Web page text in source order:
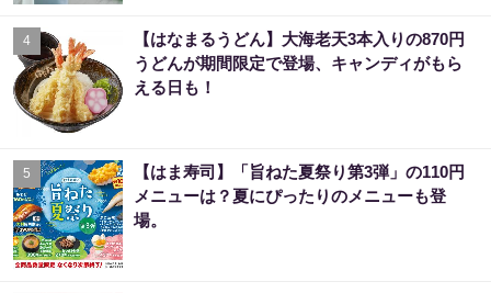
4
【はなまるうどん】大海老天3本入りの870円
うどんが期間限定で登場、キャンディがもら
える日も！
5
【はま寿司】「旨ねた夏祭り第3弾」の110円
メニューは？夏にぴったりのメニューも登
場。